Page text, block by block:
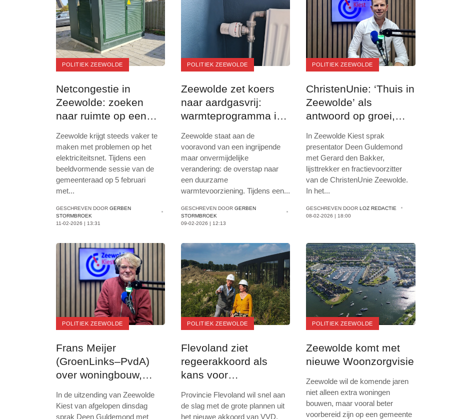
POLITIEK ZEEWOLDE
Netcongestie in
Zeewolde: zoeken
naar ruimte op een
Zeewolde krijgt steeds vaker te
maken met problemen op het
elektriciteitsnet. Tijdens een
beeldvormende sessie van de
gemeenteraad op 5 februari
met...
GESCHREVEN DOOR GERBEN
STORMBROEK
11-02-2026 | 13:31
POLITIEK ZEEWOLDE
Zeewolde zet koers
naar aardgasvrij:
warmteprogramma in
Zeewolde staat aan de
vooravond van een ingrijpende
maar onvermijdelijke
verandering: de overstap naar
een duurzame
warmtevoorziening. Tijdens een...
GESCHREVEN DOORGERBEN
STORMBROEK
09-02-2026 | 12:13
POLITIEK ZEEWOLDE
ChristenUnie: ‘Thuis in
Zeewolde’ als
antwoord op groei,
samenhang
In Zeewolde Kiest sprak
presentator Deen Guldemond
met Gerard den Bakker,
lijsttrekker en fractievoorzitter
van de ChristenUnie Zeewolde.
In het...
GESCHREVEN DOORLOZ REDACTIE
08-02-2026 | 18:00
POLITIEK ZEEWOLDE
Frans Meijer
(GroenLinks–PvdA)
over woningbouw,
In de uitzending van Zeewolde
Kiest van afgelopen dinsdag
sprak Deen Guldemond met
POLITIEK ZEEWOLDE
Flevoland ziet
regeerakkoord als
kans voor
Provincie Flevoland wil snel aan
de slag met de grote plannen uit
het nieuwe akkoord van VVD,
POLITIEK ZEEWOLDE
Zeewolde komt met
nieuwe Woonzorgvisie
Zeewolde wil de komende jaren
niet alleen extra woningen
bouwen, maar vooral beter
voorbereid zijn op een gemeente